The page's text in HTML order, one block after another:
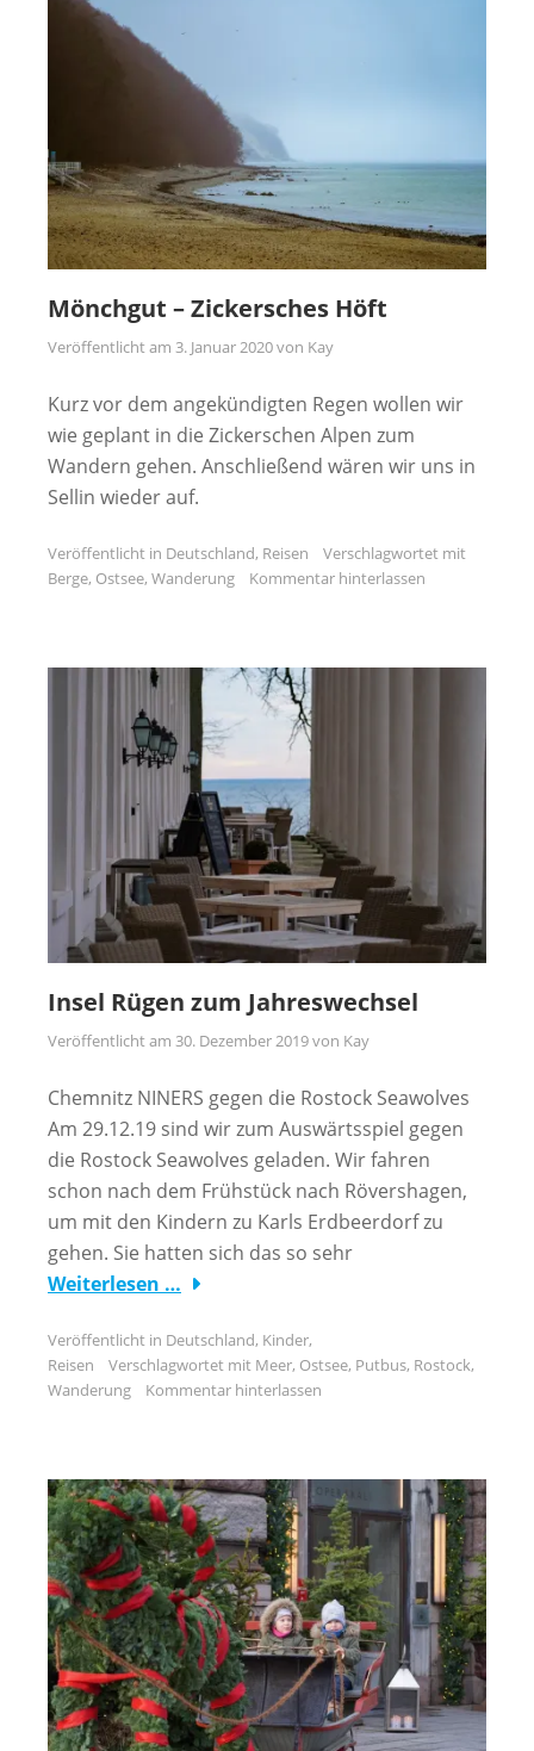
Mönchgut – Zickersches Höft
Veröffentlicht am 3. Januar 2020von Kay
Kurz vor dem angekündigten Regen wollen wir
wie geplant in die Zickerschen Alpen zum
Wandern gehen. Anschließend wären wir uns in
Sellin wieder auf.
Veröffentlicht in Deutschland, Reisen
Verschlagwortet mit
Berge, Ostsee, Wanderung Kommentar hinterlassen
Insel Rügen zum Jahreswechsel
Veröffentlicht am 30. Dezember 2019von Kay
Chemnitz NINERS gegen die Rostock Seawolves
Am 29.12.19 sind wir zum Auswärtsspiel gegen
die Rostock Seawolves geladen. Wir fahren
schon nach dem Frühstück nach Rövershagen,
um mit den Kindern zu Karls Erdbeerdorf zu
gehen. Sie hatten sich das so sehr
Weiterlesen …
Veröffentlicht in Deutschland, Kinder,
Reisen
Verschlagwortet mit Meer, Ostsee, Putbus, Rostock,
Wanderung
Kommentar hinterlassen